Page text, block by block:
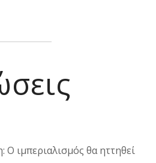
Ο ιμπεριαλισμός θα ηττηθεί